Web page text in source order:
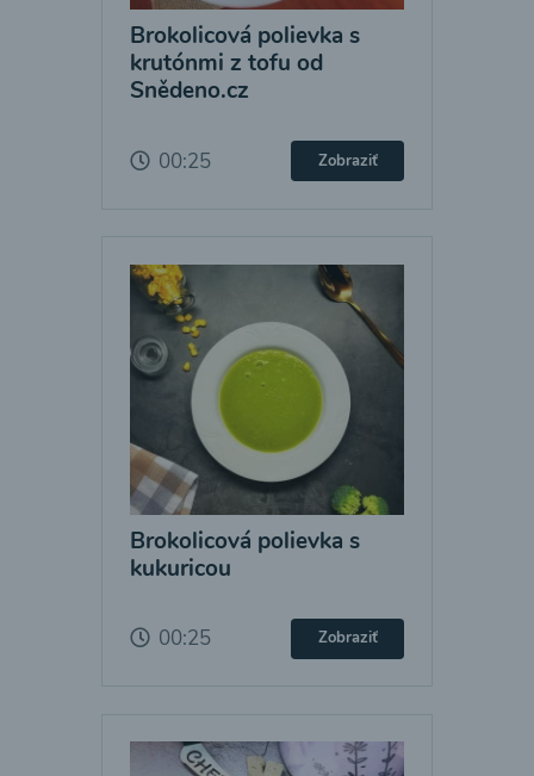
Brokolicová polievka s
krutónmi z tofu od
Snědeno.cz
00:25 Zobraziť
Brokolicová polievka s
kukuricou
00:25 Zobraziť